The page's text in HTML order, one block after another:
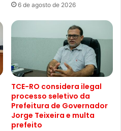
6 de agosto de 2026
TCE-RO considera ilegal
processo seletivo da
Prefeitura de Governador
Jorge Teixeira e multa
prefeito